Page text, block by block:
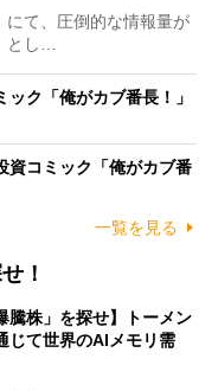
て、圧倒的な情報量が
とし…
ク「俺がカブ番長！」
コミック「俺がカブ番
一覧を見る
！
騰株」を探せ】トーメン
じて世界のAIメモリ需